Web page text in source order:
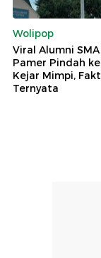
Wolipop
Viral Alumni
Pamer Pindah
Kejar Mimpi,
Ternyata